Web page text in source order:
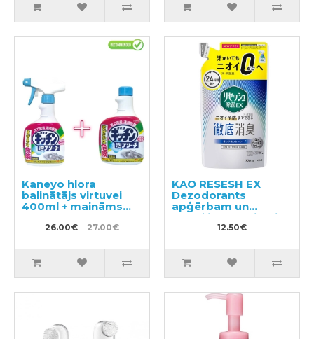
Kaneyo hlora
balinātājs virtuvei
400ml + maināms
26.00€ 27.00€
KAO RESESH EX
Dezodorants
apģērbam un
tekstilizstrādājumiem,
pildviela 320ml
12.50€